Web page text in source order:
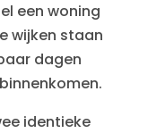
een woning
wijken staan
dagen
identieke